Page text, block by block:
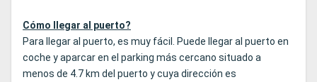
Cómo llegar al puerto?
Para llegar al puerto, es muy fácil. Puede llegar al puerto en
coche y aparcar en el parking más cercano situado a
menos de 4.7 km del puerto y cuya dirección es